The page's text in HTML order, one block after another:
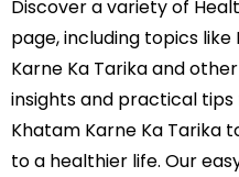
Discover a variety of
page, including topics like
Karne Ka Tarika and
insights and practical tips
Khatam Karne Ka Tarika
to a healthier life. Our